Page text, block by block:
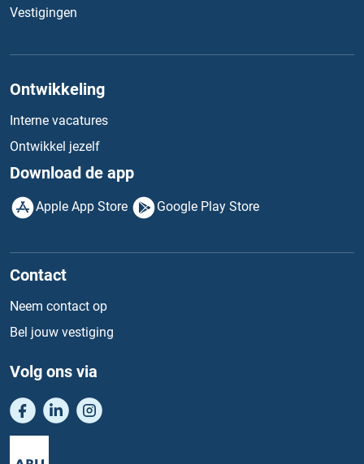
Vestigingen
Ontwikkeling
Interne vacatures
Ontwikkel jezelf
Download de app
Apple App Store Google Play Store
Contact
Neem contact op
Bel jouw vestiging
Volg ons via